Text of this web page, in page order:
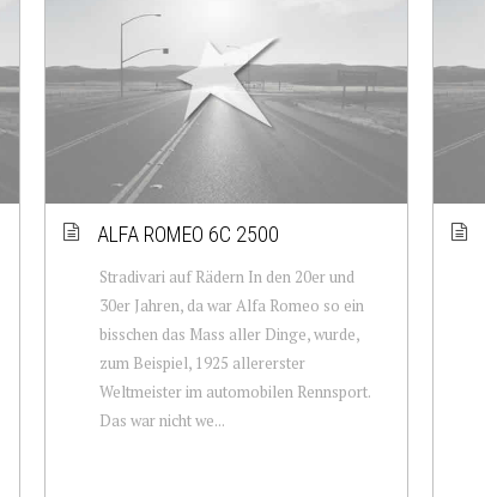
ALFA ROMEO 6C 2500
Stradivari auf Rädern In den 20er und
30er Jahren, da war Alfa Romeo so ein
bisschen das Mass aller Dinge, wurde,
zum Beispiel, 1925 allererster
Weltmeister im automobilen Rennsport.
Das war nicht we...